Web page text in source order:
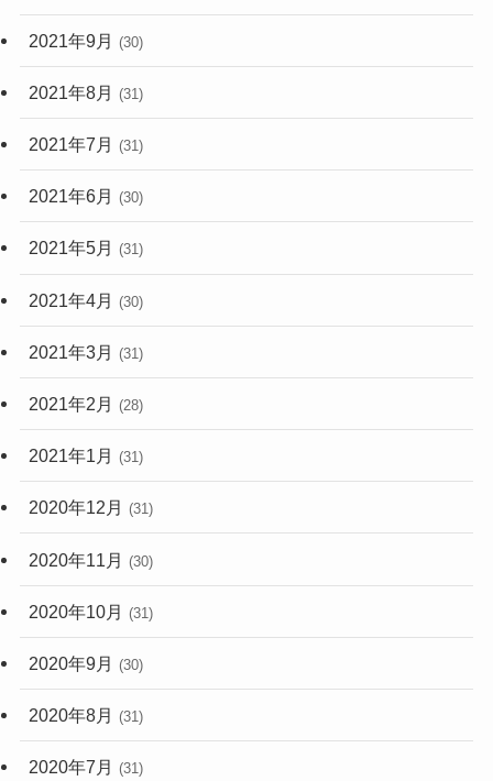
2021年9月 (30)
2021年8月 (31)
2021年7月 (31)
2021年6月 (30)
2021年5月 (31)
2021年4月 (30)
2021年3月 (31)
2021年2月 (28)
2021年1月 (31)
2020年12月 (31)
2020年11月 (30)
2020年10月 (31)
2020年9月 (30)
2020年8月 (31)
2020年7月 (31)